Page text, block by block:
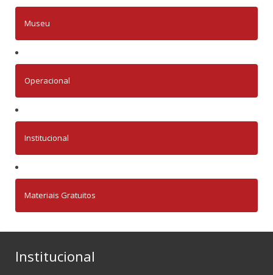
Museu
Operacional
Institucional
Materiais Gratuitos
Institucional